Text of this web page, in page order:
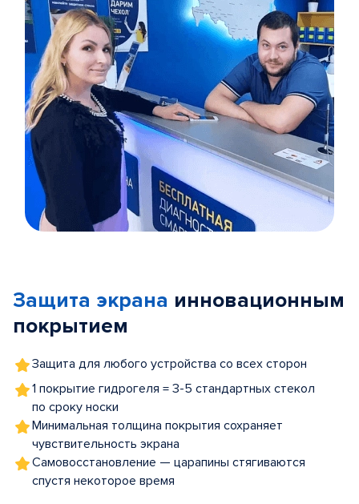
5
Защита экрана инновационным
покрытием
Защита для любого устройства со всех сторон
1 покрытие гидрогеля = 3-5 стандартных стекол
по сроку носки
Минимальная толщина покрытия сохраняет
чувствительность экрана
Самовосстановление — царапины стягиваются
спустя некоторое время